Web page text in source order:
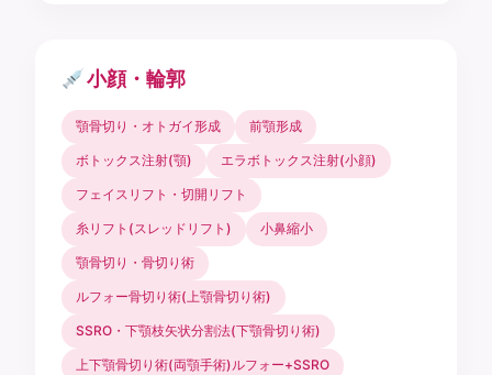
小顔・輪郭
顎骨切り・オトガイ形成 前顎形成
ボトックス注射(顎) エラボトックス注射(小顔)
フェイスリフト・切開リフト
糸リフト(スレッドリフト) 小鼻縮小
顎骨切り・骨切り術
ルフォー骨切り術(上顎骨切り術)
SSRO・下顎枝矢状分割法(下顎骨切り術)
上下顎骨切り術(両顎手術)ルフォー+SSRO